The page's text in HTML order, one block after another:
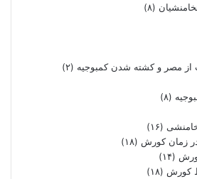
(۸)
از مصر و کشته شدن کمبوجیه (۲)
(۸)
(۱۶)
زمان کورش (۱۸)
(۱۴)
کورش (۱۸)